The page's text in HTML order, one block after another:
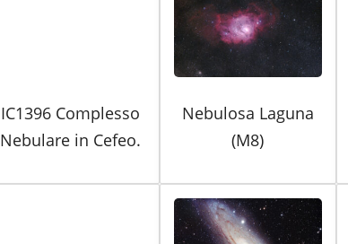
IC1396 Complesso
Nebulare in Cefeo.
Nebulosa Laguna
(M8)